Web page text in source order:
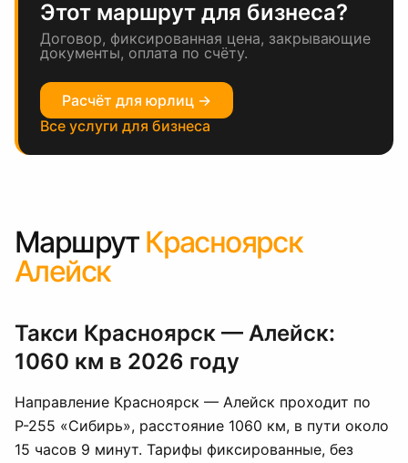
Этот маршрут для бизнеса?
Договор, фиксированная цена, закрывающие
документы, оплата по счёту.
Расчёт для юрлиц →
Все услуги для бизнеса
Маршрут Красноярск
Алейск
Такси Красноярск — Алейск:
1060 км в 2026 году
Направление Красноярск — Алейск проходит по
Р-255 «Сибирь», расстояние 1060 км, в пути около
15 часов 9 минут. Тарифы фиксированные, без